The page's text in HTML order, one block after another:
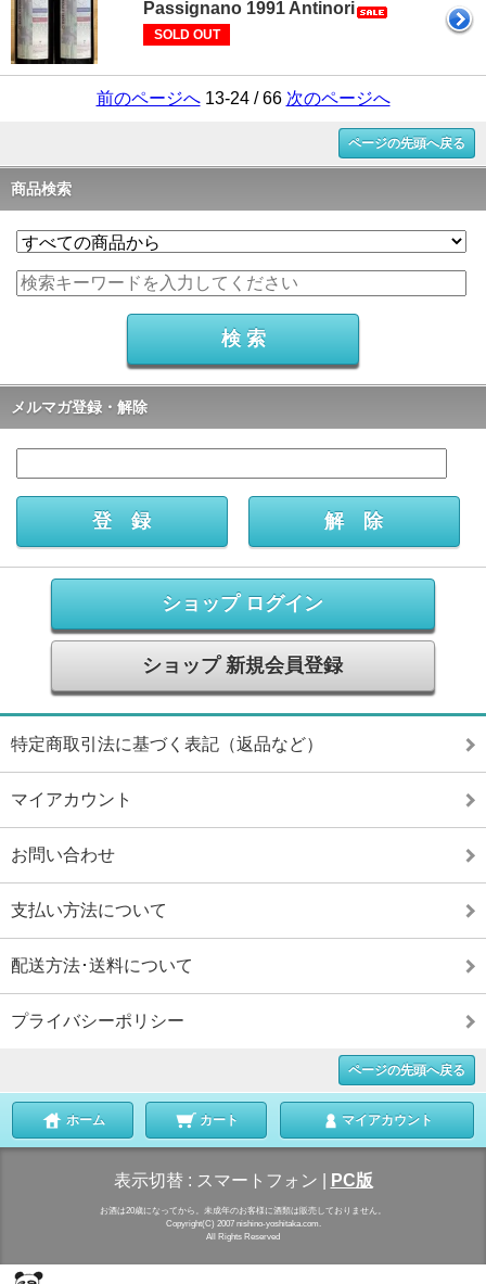
Passignano 1991 Antinori
SOLD OUT
前のページへ13-24 / 66 次のページへ
ページの先頭へ戻る
商品検索
メルマガ登録・解除
ショップ ログイン
ショップ 新規会員登録
特定商取引法に基づく表記（返品など）
マイアカウント
お問い合わせ
支払い方法について
配送方法･送料について
プライバシーポリシー
ページの先頭へ戻る
ホーム カート マイアカウント
表示切替 : スマートフォン PC版
お酒は20歳になってから。未成年のお客様に酒類は販売しておりません。
Copyright(C) 2007 nishino-yoshitaka.com.
All Rights Reserved